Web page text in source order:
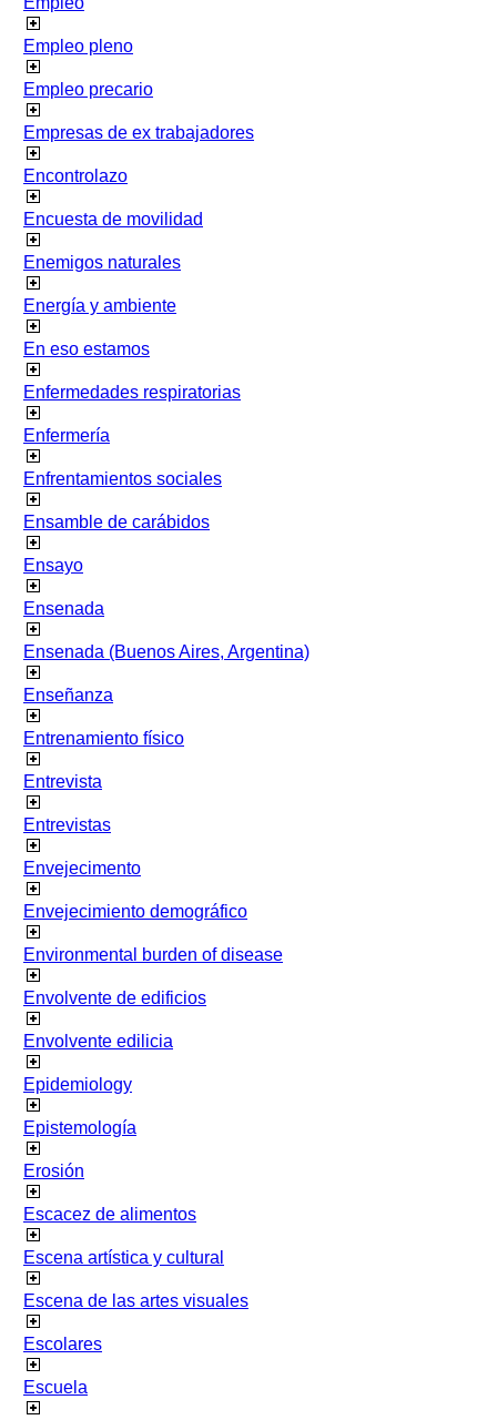
Empleo pleno
Empleo precario
Empresas de ex trabajadores
Encontrolazo
Encuesta de movilidad
Enemigos naturales
Energía y ambiente
En eso estamos
Enfermedades respiratorias
Enfermería
Enfrentamientos sociales
Ensamble de carábidos
Ensayo
Ensenada
Ensenada (Buenos Aires, Argentina)
Enseñanza
Entrenamiento físico
Entrevista
Entrevistas
Envejecimento
Envejecimiento demográfico
Environmental burden of disease
Envolvente de edificios
Envolvente edilicia
Epidemiology
Epistemología
Erosión
Escacez de alimentos
Escena artística y cultural
Escena de las artes visuales
Escolares
Escuela